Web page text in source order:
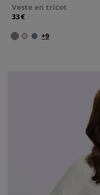
Veste en tricot
33€
+9